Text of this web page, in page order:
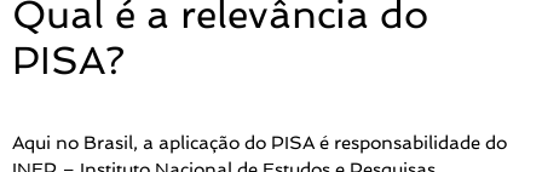
Qual é a relevância do
PISA?
Aqui no Brasil, a aplicação do PISA é responsabilidade do